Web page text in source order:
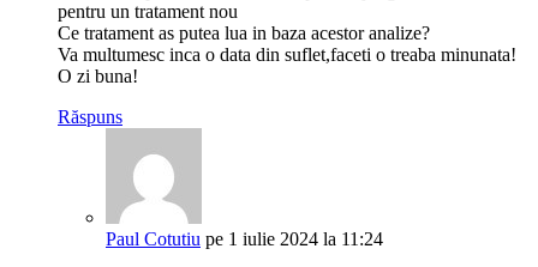
pentru un tratament nou
Ce tratament as putea lua in baza acestor analize?
Va multumesc inca o data din suflet,faceti o treaba minunata!
O zi buna!
Răspuns
Paul Cotutiu pe 1 iulie 2024 la 11:24